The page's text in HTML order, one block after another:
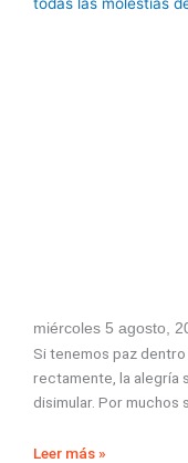
miércoles 5 agosto,
Si tenemos paz
rectamente, la alegría
disimular. Por
Leer más »